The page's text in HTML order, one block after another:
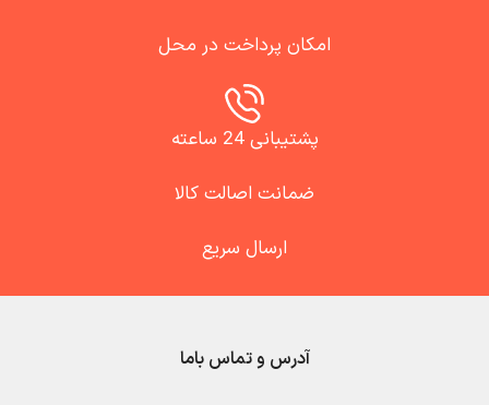
امکان پرداخت در محل
پشتیبانی 24 ساعته
ضمانت اصالت کالا
ارسال سریع
آدرس و تماس باما